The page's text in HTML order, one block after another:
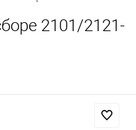
2101/2121-